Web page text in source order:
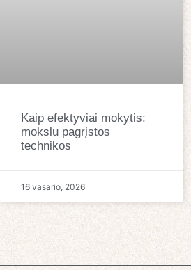
Kaip efektyviai mokytis:
mokslu pagrįstos
technikos
16 vasario, 2026